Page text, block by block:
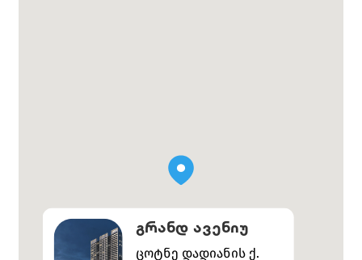
გრანდ ავენიუ
ცოტნე დადიანის ქ.